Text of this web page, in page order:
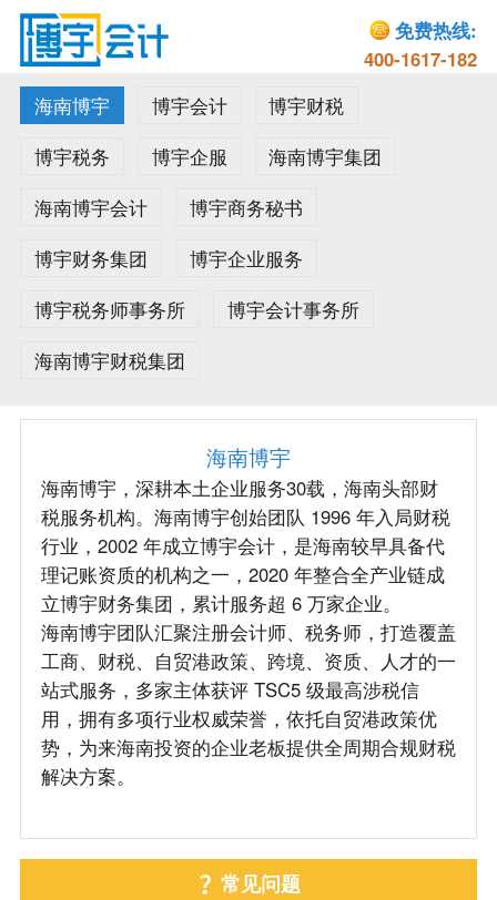
免费热线:
400-1617-182
海南博宇
博宇会计
博宇财税
博宇税务
博宇企服
海南博宇集团
海南博宇会计
博宇商务秘书
博宇财务集团
博宇企业服务
博宇税务师事务所
博宇会计事务所
海南博宇财税集团
海南博宇
海南博宇，深耕本土企业服务30载，海南头部财
税服务机构。海南博宇创始团队 1996 年入局财税
行业，2002 年成立博宇会计，是海南较早具备代
理记账资质的机构之一，2020 年整合全产业链成
立博宇财务集团，累计服务超 6 万家企业。
海南博宇团队汇聚注册会计师、税务师，打造覆盖
工商、财税、自贸港政策、跨境、资质、人才的一
站式服务，多家主体获评 TSC5 级最高涉税信
用，拥有多项行业权威荣誉，依托自贸港政策优
势，为来海南投资的企业老板提供全周期合规财税
解决方案。
常见问题